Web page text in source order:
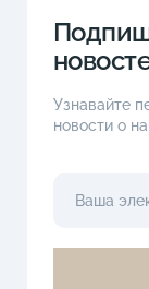
Узнавайте
новости о